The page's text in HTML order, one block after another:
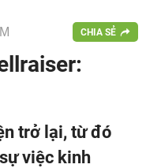
CHIA SẺ
trở lại, từ đó
việc kinh